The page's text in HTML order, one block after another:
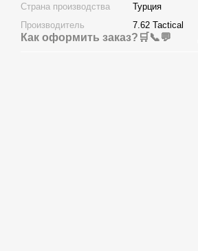
Страна производства
Турция
Производитель
7.62 Tactical
Как оформить заказ?🛒📞💬